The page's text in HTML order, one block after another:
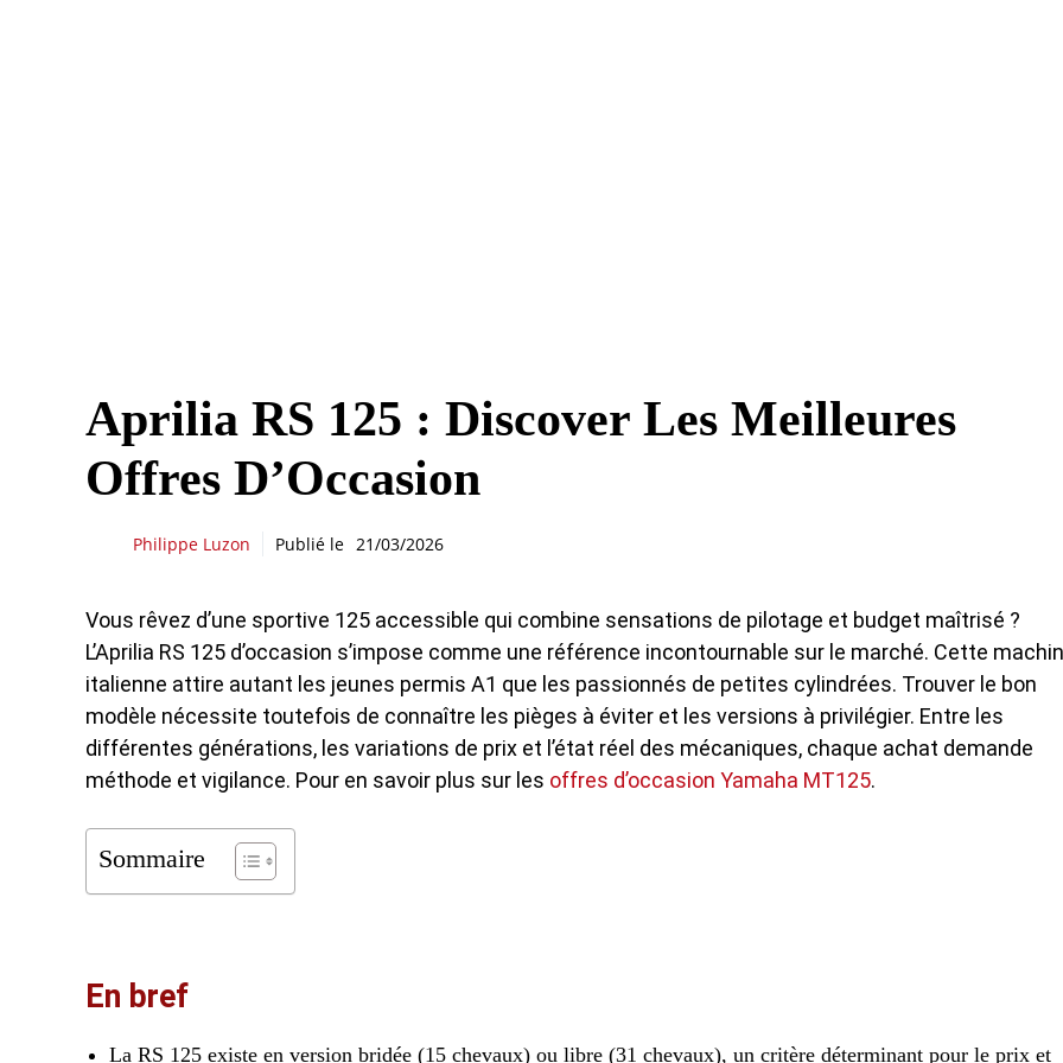
Aprilia RS 125 : Discover Les Meilleures
Offres D’Occasion
Philippe Luzon Publié le 21/03/2026
Vous rêvez d’une sportive 125 accessible qui combine sensations de pilotage et budget maîtrisé ?
L’Aprilia RS 125 d’occasion s’impose comme une référence incontournable sur le marché. Cette
italienne attire autant les jeunes permis A1 que les passionnés de petites cylindrées. Trouver le bon
modèle nécessite toutefois de connaître les pièges à éviter et les versions à privilégier. Entre les
différentes générations, les variations de prix et l’état réel des mécaniques, chaque achat demande
méthode et vigilance. Pour en savoir plus sur les offres d’occasion Yamaha MT125.
Sommaire
En bref
La RS 125 existe en version bridée (15 chevaux) ou libre (31 chevaux), un critère déterminant pour le prix et